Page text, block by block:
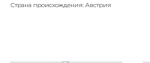
Страна происхождения: Австрия